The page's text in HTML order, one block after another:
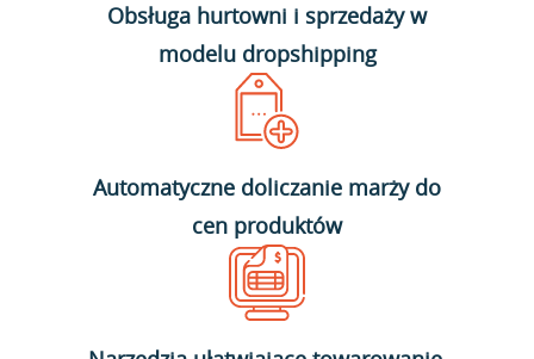
Obsługa hurtowni i sprzedaży w
modelu dropshipping
Automatyczne doliczanie marży do
cen produktów